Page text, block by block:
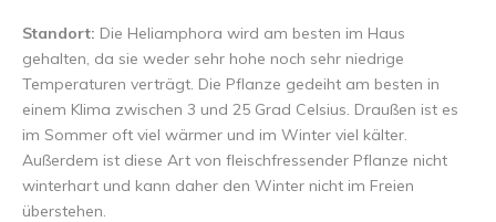
Standort: Die Heliamphora wird am besten im Haus
gehalten, da sie weder sehr hohe noch sehr niedrige
Temperaturen verträgt. Die Pflanze gedeiht am besten in
einem Klima zwischen 3 und 25 Grad Celsius. Draußen ist es
im Sommer oft viel wärmer und im Winter viel kälter.
Außerdem ist diese Art von fleischfressender Pflanze nicht
winterhart und kann daher den Winter nicht im Freien
überstehen.